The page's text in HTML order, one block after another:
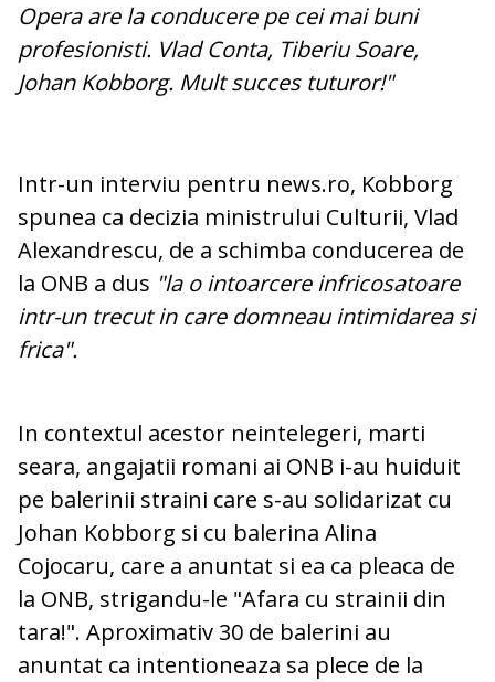
Opera are la conducere pe cei mai buni
profesionisti. Vlad Conta, Tiberiu Soare,
Johan Kobborg. Mult succes tuturor!"
Intr-un interviu pentru news.ro, Kobborg
spunea ca decizia ministrului Culturii, Vlad
Alexandrescu, de a schimba conducerea de
la ONB a dus "la o intoarcere infricosatoare
intr-un trecut in care domneau intimidarea si
frica".
In contextul acestor neintelegeri, marti
seara, angajatii romani ai ONB i-au huiduit
pe balerinii straini care s-au solidarizat cu
Johan Kobborg si cu balerina Alina
Cojocaru, care a anuntat si ea ca pleaca de
la ONB, strigandu-le "Afara cu strainii din
tara!". Aproximativ 30 de balerini au
anuntat ca intentioneaza sa plece de la